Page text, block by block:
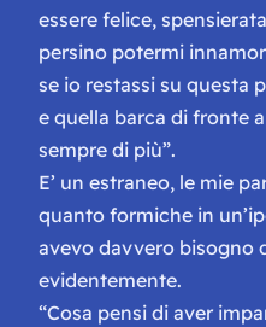
essere felice,
persino potermi
se io restassi su questa
e quella barca di fronte
sempre di più”.
E’ un estraneo, le mie
quanto formiche in
avevo davvero bisogno
evidentemente.
“Cosa pensi di aver